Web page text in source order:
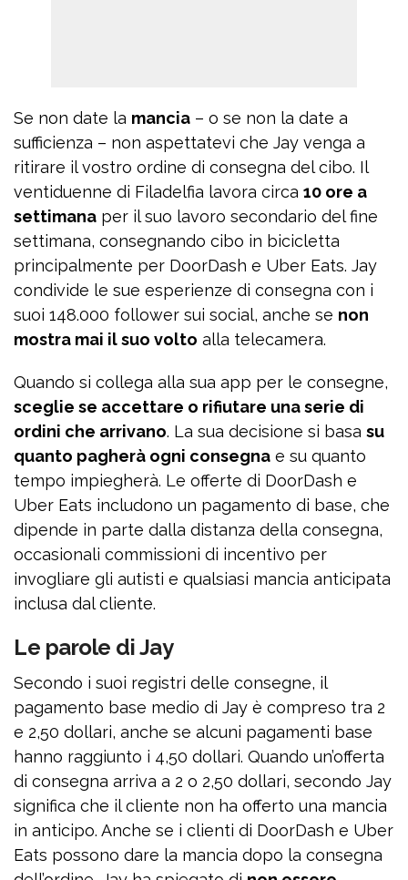
Se non date la mancia – o se non la date a
sufficienza – non aspettatevi che Jay venga a
ritirare il vostro ordine di consegna del cibo. Il
ventiduenne di Filadelfia lavora circa 10 ore a
settimana per il suo lavoro secondario del fine
settimana, consegnando cibo in bicicletta
principalmente per DoorDash e Uber Eats. Jay
condivide le sue esperienze di consegna con i
suoi 148.000 follower sui social, anche se non
mostra mai il suo volto alla telecamera.
Quando si collega alla sua app per le consegne,
sceglie se accettare o rifiutare una serie di
ordini che arrivano. La sua decisione si basa su
quanto pagherà ogni consegna e su quanto
tempo impiegherà. Le offerte di DoorDash e
Uber Eats includono un pagamento di base, che
dipende in parte dalla distanza della consegna,
occasionali commissioni di incentivo per
invogliare gli autisti e qualsiasi mancia anticipata
inclusa dal cliente.
Le parole di Jay
Secondo i suoi registri delle consegne, il
pagamento base medio di Jay è compreso tra 2
e 2,50 dollari, anche se alcuni pagamenti base
hanno raggiunto i 4,50 dollari. Quando un’offerta
di consegna arriva a 2 o 2,50 dollari, secondo Jay
significa che il cliente non ha offerto una mancia
in anticipo. Anche se i clienti di DoorDash e Uber
Eats possono dare la mancia dopo la consegna